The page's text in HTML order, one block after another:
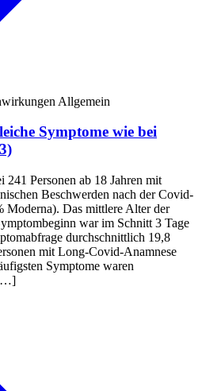
Allgemein
Symptome wie bei
Personen ab 18 Jahren mit
Beschwerden nach der Covid-
Moderna). Das mittlere Alter der
war im Schnitt 3 Tage
durchschnittlich 19,8
mit Long-Covid-Anamnese
Symptome waren
[…]